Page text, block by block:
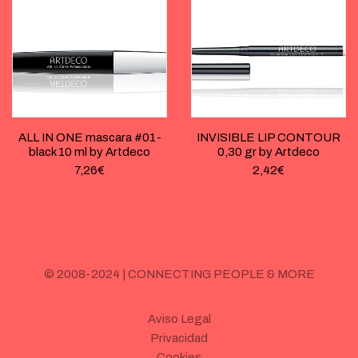
ALL IN ONE mascara #01-
black 10 ml by Artdeco
7,26€
INVISIBLE LIP CONTOUR
0,30 gr by Artdeco
2,42€
© 2008-2024 | CONNECTING PEOPLE & MORE
Aviso Legal
Privacidad